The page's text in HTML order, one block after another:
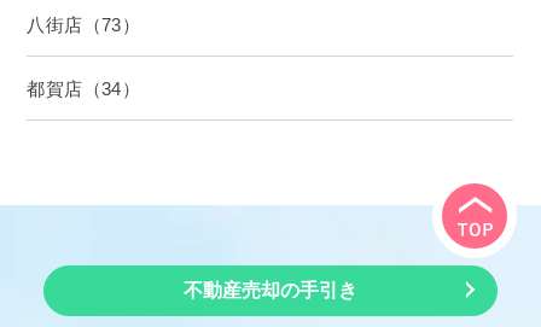
八街店（73）
都賀店（34）
不動産売却の手引き